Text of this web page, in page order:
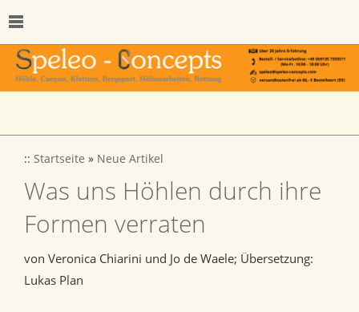
:: Startseite » Neue Artikel
Was uns Höhlen durch ihre
Formen verraten
von Veronica Chiarini und Jo de Waele; Übersetzung:
Lukas Plan